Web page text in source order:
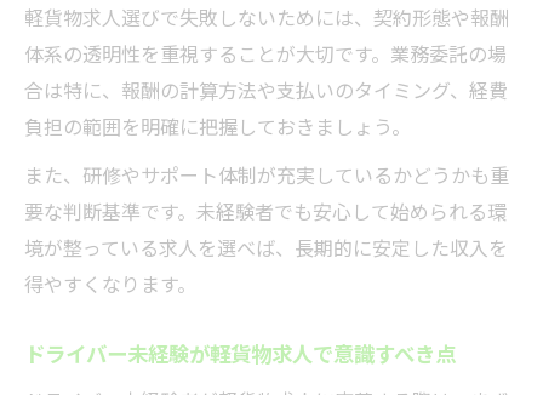
副業で始める軽貨物求人のメリットと注意
点
手軽に始められる副業軽貨物求人の魅力
副業初心者向け軽貨物求人の選び方
業務委託で広がる軽貨物求人の新しい可能性
業務委託軽貨物求人の働き方と特徴
東京都で注目の業務委託軽貨物求人事情
業務委託で広がる軽貨物求人の選択肢
軽貨物求人選びで失敗しないためには、契約形態や報酬
体系の透明性を重視することが大切です。業務委託の場
合は特に、報酬の計算方法や支払いのタイミング、経費
負担の範囲を明確に把握しておきましょう。
また、研修やサポート体制が充実しているかどうかも重
要な判断基準です。未経験者でも安心して始められる環
境が整っている求人を選べば、長期的に安定した収入を
得やすくなります。
ドライバー未経験が軽貨物求人で意識すべき点